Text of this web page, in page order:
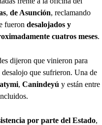
, de Asunción, reclamando
fueron desalojados y
cuatros meses.
dijeron que vinieron para
que sufrieron. Una de
, Canindeyú y están entre
por parte del Estado,